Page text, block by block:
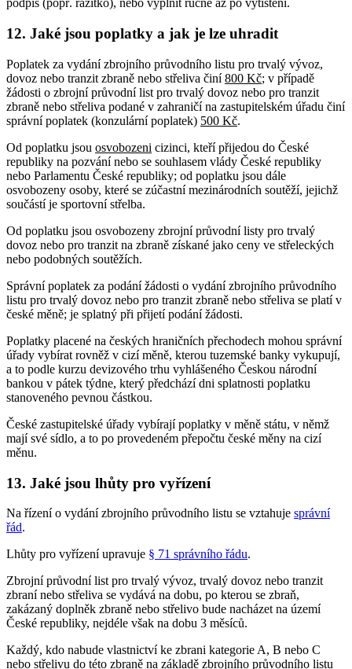
podpis (popř. razítko), nebo vyplnit ručně až po vytištění.
12. Jaké jsou poplatky a jak je lze uhradit
Poplatek za vydání zbrojního průvodního listu pro trvalý vývoz,
dovoz nebo tranzit zbraně nebo střeliva činí800 Kč; v případě
žádosti o zbrojní průvodní list pro trvalý dovoz nebo pro tranzit
zbraně nebo střeliva podané v zahraničí na zastupitelském úřadu činí
správní poplatek (konzulární poplatek) 500 Kč.
Od poplatku jsou osvobozeni cizinci, kteří přijedou do České
republiky na pozvání nebo se souhlasem vlády České republiky
nebo Parlamentu České republiky; od poplatku jsou dále
osvobozeny osoby, které se zúčastní mezinárodních soutěží, jejichž
součástí je sportovní střelba.
Od poplatku jsou osvobozeny zbrojní průvodní listy pro trvalý
dovoz nebo pro tranzit na zbraně získané jako ceny ve střeleckých
nebo podobných soutěžích.
Správní poplatek za podání žádosti o vydání zbrojního průvodního
listu pro trvalý dovoz nebo pro tranzit zbraně nebo střeliva se platí v
české měně; je splatný při přijetí podání žádosti.
Poplatky placené na českých hraničních přechodech mohou správní
úřady vybírat rovněž v cizí měně, kterou tuzemské banky vykupují,
a to podle kurzu devizového trhu vyhlášeného Českou národní
bankou v pátek týdne, který předchází dni splatnosti poplatku
stanoveného pevnou částkou.
České zastupitelské úřady vybírají poplatky v měně státu, v němž
mají své sídlo, a to po provedeném přepočtu české měny na cizí
měnu.
13. Jaké jsou lhůty pro vyřízení
Na řízení o vydání zbrojního průvodního listu se vztahuje správní
řád.
Lhůty pro vyřízení upravuje § 71 správního řádu.
Zbrojní průvodní list pro trvalý vývoz, trvalý dovoz nebo tranzit
zbraní nebo střeliva se vydává na dobu, po kterou se zbraň,
zakázaný doplněk zbraně nebo střelivo bude nacházet na území
České republiky, nejdéle však na dobu 3 měsíců.
Každý, kdo nabude vlastnictví ke zbrani kategorie A, B nebo C
nebo střelivu do této zbraně na základě zbrojního průvodního listu